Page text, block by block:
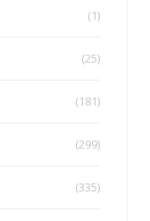
(1)
(25)
(181)
(299)
(335)